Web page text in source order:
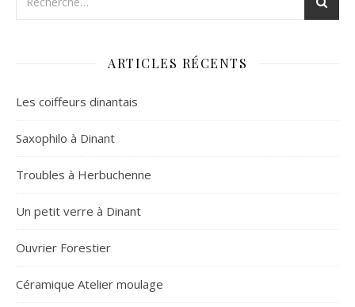
ARTICLES RÉCENTS
Les coiffeurs dinantais
Saxophilo à Dinant
Troubles à Herbuchenne
Un petit verre à Dinant
Ouvrier Forestier
Céramique Atelier moulage